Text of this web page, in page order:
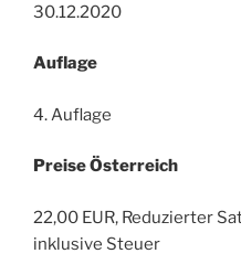
30.12.2020
Auflage
4. Auflage
Preise Österreich
22,00 EUR, Reduzierter
inklusive Steuer